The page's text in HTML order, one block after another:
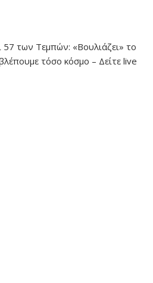
των Τεμπών: «Βουλιάζει» το
τόσο κόσμο – Δείτε live